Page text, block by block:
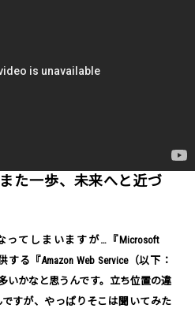
た一歩、未来へと近づ
ってしまいますが…『Microsoft
する『Amazon Web Service（以下：
いかなと思うんです。立ち位置の違
すが、やっぱりそこは聞いてみた